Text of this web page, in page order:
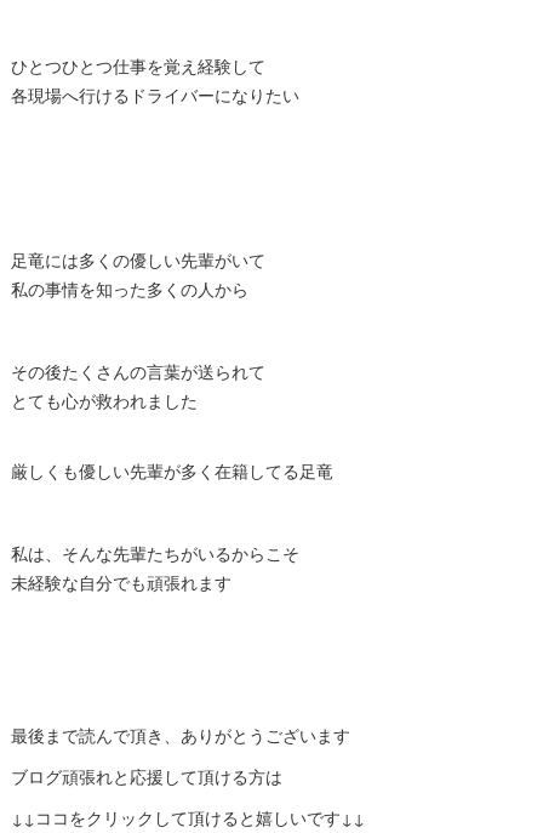
ひとつひとつ仕事を覚え経験して
各現場へ行けるドライバーになりたい
足竜には多くの優しい先輩がいて
私の事情を知った多くの人から
その後たくさんの言葉が送られて
とても心が救われました
厳しくも優しい先輩が多く在籍してる足竜
私は、そんな先輩たちがいるからこそ
未経験な自分でも頑張れます
最後まで読んで頂き、ありがとうございます
ブログ頑張れと応援して頂ける方は
↓↓ココをクリックして頂けると嬉しいです↓↓